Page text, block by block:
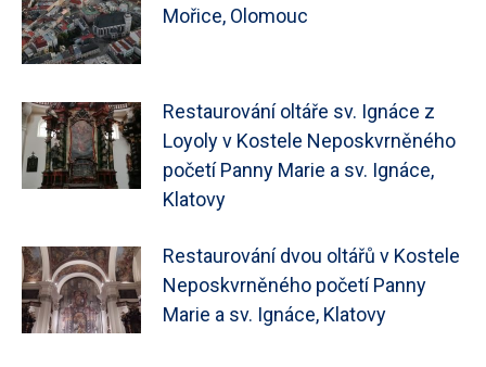
Mořice, Olomouc
Restaurování oltáře sv. Ignáce z
Loyoly v Kostele Neposkvrněného
početí Panny Marie a sv. Ignáce,
Klatovy
Restaurování dvou oltářů v Kostele
Neposkvrněného početí Panny
Marie a sv. Ignáce, Klatovy